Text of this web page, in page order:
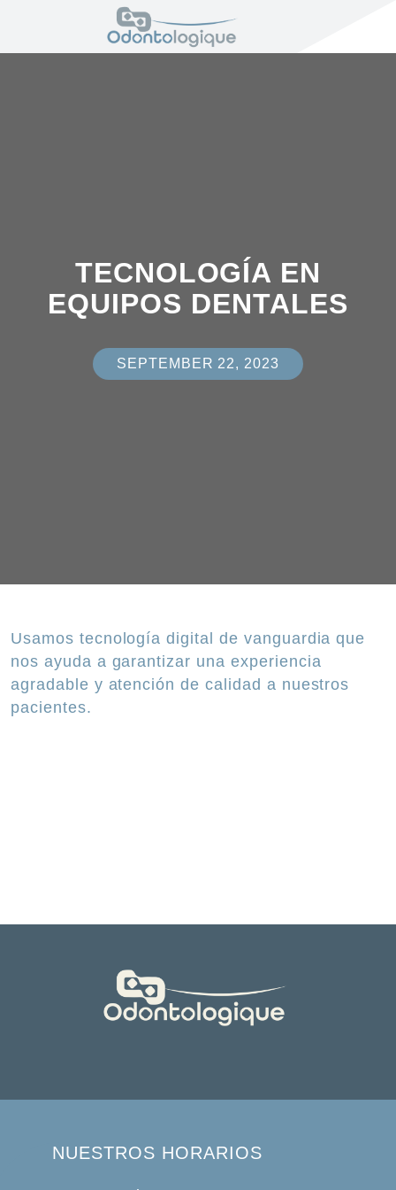
TECNOLOGÍA EN
EQUIPOS DENTALES
SEPTEMBER 22, 2023
Usamos tecnología digital de vanguardia que
nos ayuda a garantizar una experiencia
agradable y atención de calidad a nuestros
pacientes.
NUESTROS HORARIOS